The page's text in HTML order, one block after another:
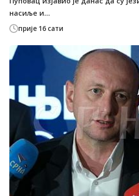
прије 16 сати
насиље и...